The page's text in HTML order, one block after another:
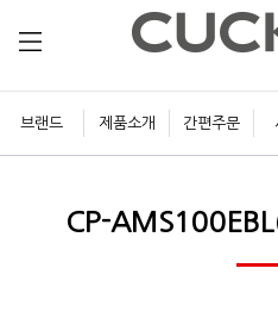
브랜드 제품소개 간편주문
CP-